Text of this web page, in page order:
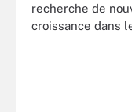
recherche de
croissance dans